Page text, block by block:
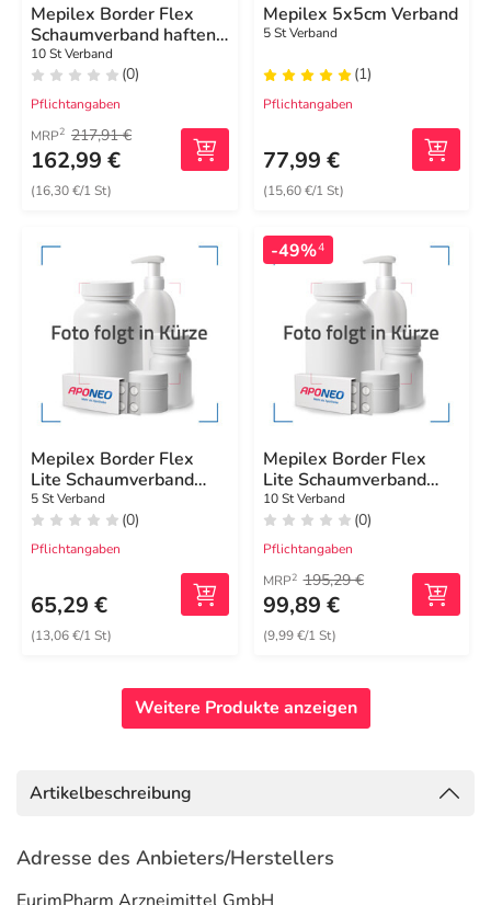
Mepilex Border Flex
Schaumverband haftend
7,5x7,5 cm
10 St Verband
(0)
Pflichtangaben
MRP2 217,91 €
162,99 €
(16,30 €/1 St)
Mepilex 5x5cm Verband
5 St Verband
(1)
Pflichtangaben
77,99 €
(15,60 €/1 St)
Mepilex Border Flex
Lite Schaumverband
5x12,5 cm
5 St Verband
(0)
Pflichtangaben
65,29 €
(13,06 €/1 St)
-49%4
Mepilex Border Flex
Lite Schaumverband
10x10 cm
10 St Verband
(0)
Pflichtangaben
MRP2 195,29 €
99,89 €
(9,99 €/1 St)
Weitere Produkte anzeigen
Artikelbeschreibung
Adresse des Anbieters/Herstellers